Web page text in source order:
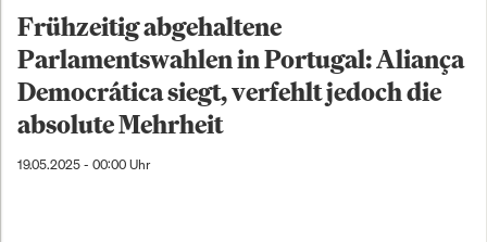
Frühzeitig abgehaltene
Parlamentswahlen in Portugal: Aliança
Democrática siegt, verfehlt jedoch die
absolute Mehrheit
19.05.2025 - 00:00 Uhr